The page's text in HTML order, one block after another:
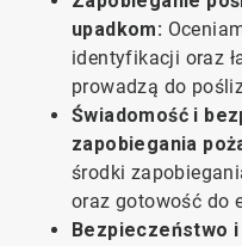
upadkom:
identyfikacji oraz
prowadzą do
Świadomość i
zapobiegania
środki
oraz gotowość do
Bezpieczeństwo